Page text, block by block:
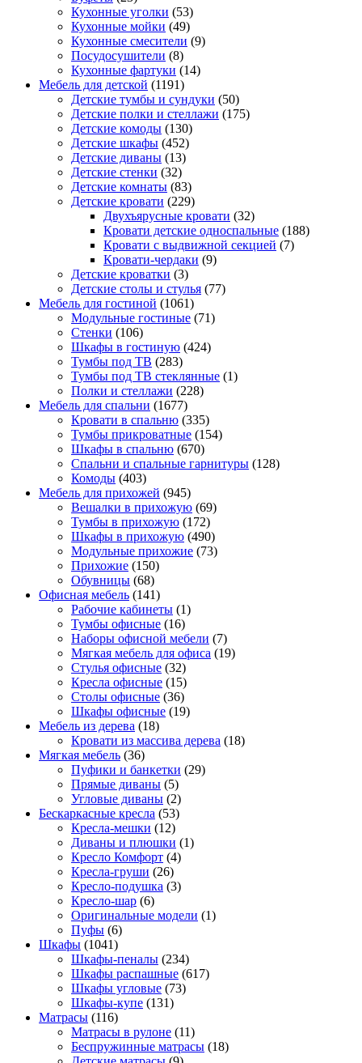
Кухонные уголки (53)
Кухонные мойки (49)
Кухонные смесители (9)
Посудосушители (8)
Кухонные фартуки (14)
Мебель для детской (1191)
Детские тумбы и сундуки (50)
Детские полки и стеллажи (175)
Детские комоды (130)
Детские шкафы (452)
Детские диваны (13)
Детские стенки (32)
Детские комнаты (83)
Детские кровати (229)
Двухъярусные кровати (32)
Кровати детские односпальные (188)
Кровати с выдвижной секцией (7)
Кровати-чердаки (9)
Детские кроватки (3)
Детские столы и стулья (77)
Мебель для гостиной (1061)
Модульные гостиные (71)
Стенки (106)
Шкафы в гостиную (424)
Тумбы под ТВ (283)
Тумбы под ТВ стеклянные (1)
Полки и стеллажи (228)
Мебель для спальни (1677)
Кровати в спальню (335)
Тумбы прикроватные (154)
Шкафы в спальню (670)
Спальни и спальные гарнитуры (128)
Комоды (403)
Мебель для прихожей (945)
Вешалки в прихожую (69)
Тумбы в прихожую (172)
Шкафы в прихожую (490)
Модульные прихожие (73)
Прихожие (150)
Обувницы (68)
Офисная мебель (141)
Рабочие кабинеты (1)
Тумбы офисные (16)
Наборы офисной мебели (7)
Мягкая мебель для офиса (19)
Стулья офисные (32)
Кресла офисные (15)
Столы офисные (36)
Шкафы офисные (19)
Мебель из дерева (18)
Кровати из массива дерева (18)
Мягкая мебель (36)
Пуфики и банкетки (29)
Прямые диваны (5)
Угловые диваны (2)
Бескаркасные кресла (53)
Кресла-мешки (12)
Диваны и плюшки (1)
Кресло Комфорт (4)
Кресла-груши (26)
Кресло-подушка (3)
Кресло-шар (6)
Оригинальные модели (1)
Пуфы (6)
Шкафы (1041)
Шкафы-пеналы (234)
Шкафы распашные (617)
Шкафы угловые (73)
Шкафы-купе (131)
Матрасы (116)
Матрасы в рулоне (11)
Беспружинные матрасы (18)